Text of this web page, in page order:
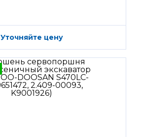
Уточняйте цену